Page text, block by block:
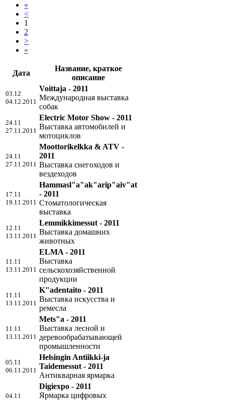
«
<
1
2
>
»
Дата
Название, краткое
описание
03.12
04.12.2011
Voittaja - 2011
Международная выставка
собак
24.11
27.11.2011
Electric Motor Show - 2011
Выставка автомобилей и
мотоциклов
24.11
27.11.2011
Moottorikelkka & ATV -
2011
Выставка снегоходов и
вездеходов
17.11
19.11.2011
Hammasl"a"ak"arip"aiv"at
- 2011
Стоматологическая
выставка
12.11
13.11.2011
Lemmikkimessut - 2011
Выставка домашних
животных
11.11
13.11.2011
ELMA - 2011
Выставка
сельскохозяйственной
продукции
11.11
13.11.2011
K"adentaito - 2011
Выставка искусства и
ремесла
11.11
13.11.2011
Mets"a - 2011
Выставка лесной и
деревообрабатывающей
промышленности
05.11
06.11.2011
Helsingin Antiikki-ja
Taidemessut - 2011
Антикварная ярмарка
04.11
Digiexpo - 2011
Ярмарка цифровых